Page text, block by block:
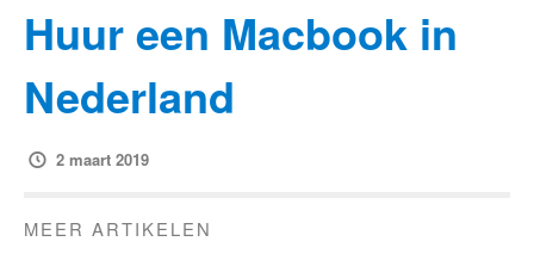
Huur een Macbook in
Nederland
2 maart 2019
MEER ARTIKELEN